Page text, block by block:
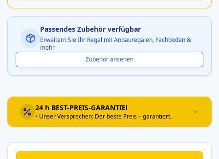
Passendes Zubehör verfügbar
Erweitern Sie Ihr Regal mit Anbauregalen, Fachböden &
mehr
Zubehör ansehen
24 h BEST-PREIS-GARANTIE!
• Unser Versprechen: Der beste Preis – garantiert.